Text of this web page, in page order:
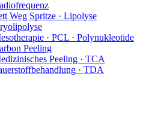
Weg Spritze · Lipolyse
· PCL · Polynukleotide
Peeling
Peeling · TCA
· TDA